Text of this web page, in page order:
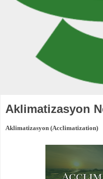
Aklimatizasyon
Aklimatizasyon (Acclimatization)